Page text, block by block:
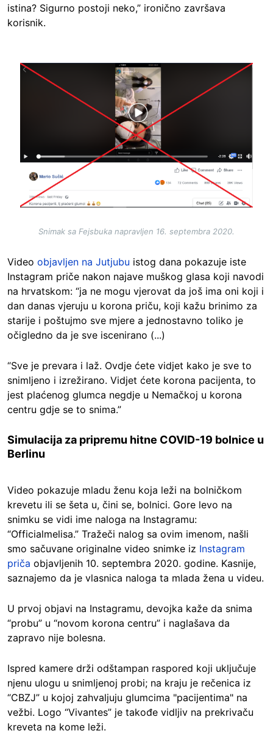
istina? Sigurno postoji neko,” ironično završava
korisnik.
Image
Snimak sa Fejsbuka napravljen 16. septembra 2020.
Video objavljen na Jutjubu istog dana pokazuje iste
Instagram priče nakon najave muškog glasa koji navodi
na hrvatskom: “ja ne mogu vjerovat da još ima oni koji i
dan danas vjeruju u korona priču, koji kažu brinimo za
starije i poštujmo sve mjere a jednostavno toliko je
očigledno da je sve iscenirano (...)
“Sve je prevara i laž. Ovdje ćete vidjet kako je sve to
snimljeno i izrežirano. Vidjet ćete korona pacijenta, to
jest plaćenog glumca negdje u Nemačkoj u korona
centru gdje se to snima.”
Simulacija za pripremu hitne COVID-19 bolnice u
Berlinu
Video pokazuje mladu ženu koja leži na bolničkom
krevetu ili se šeta u, čini se, bolnici. Gore levo na
snimku se vidi ime naloga na Instagramu:
“Officialmelisa.” Tražeči nalog sa ovim imenom, našli
smo sačuvane originalne video snimke iz Instagram
priča objavljenih 10. septembra 2020. godine. Kasnije,
saznajemo da je vlasnica naloga ta mlada žena u videu.
U prvoj objavi na Instagramu, devojka kaže da snima
“probu” u “novom korona centru” i naglašava da
zapravo nije bolesna.
Ispred kamere drži odštampan raspored koji uključuje
njenu ulogu u snimljenoj probi; na kraju je rečenica iz
“CBZJ” u kojoj zahvaljuju glumcima "pacijentima" na
vežbi. Logo “Vivantes” je takođe vidljiv na prekrivaču
kreveta na kome leži.